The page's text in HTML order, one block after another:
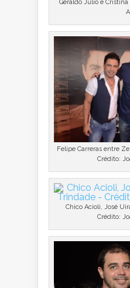
Geraldo Julio e
Felipe Carreras entre
Crédito:
Chico Acioli, José
Crédito: